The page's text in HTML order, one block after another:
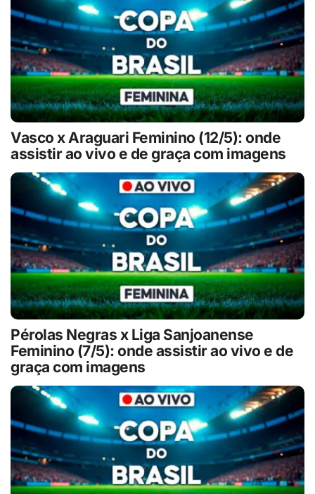
Vasco x Araguari Feminino (12/5): onde
assistir ao vivo e de graça com imagens
Pérolas Negras x Liga Sanjoanense
Feminino (7/5): onde assistir ao vivo e de
graça com imagens